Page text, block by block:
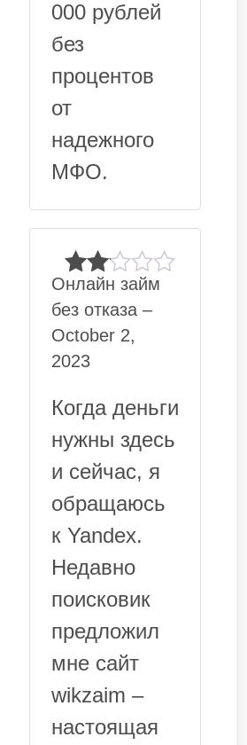
000 рублей
без
процентов
от
надежного
МФО.
Rated
2
out
of 5
Онлайн займ
без отказа –
October 2,
2023
Когда деньги
нужны здесь
и сейчас, я
обращаюсь
к Yandex.
Недавно
поисковик
предложил
мне сайт
wikzaim –
настоящая